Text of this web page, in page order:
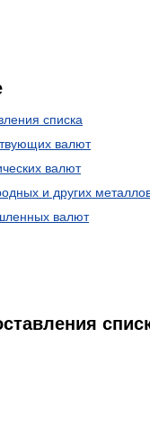
списка
валют
валют
и других
валют